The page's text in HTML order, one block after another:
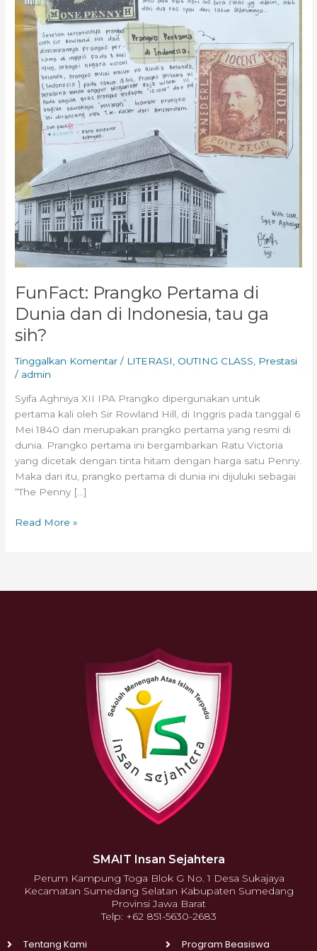
FunFact: Prangko Pertama di
Dunia dan di Indonesia, tau ga
sih?
Tinggalkan Komentar / LITERASI OUTING CLASS
Prestasi
/ admin
Syifa Aghniya XII IPA Prangko dipergunakan untuk
pertama kali oleh Sir Rowland Hill, di Inggris pada tanggal 6
Mei 1840 dan merupakan prangko pertama yang resmi di
dunia. Prangko pertama ini bergambarkan Ratu Victoria
yang dicetak dengan tinta hitam dengan harga satu Penny.
Maka dari itu, prangko pertama di dunia ini dijuluki sebagai
“The Penny […]
ga
sih?
Read More »
SMAIT Insan Sejahtera
Perum Kampung Toga Blok G No. 1 Desa Sukajaya
Kecamatan Sumedang Selatan Kabupaten Sumedang
Provinsi Jawa Barat
Telp: +62 851-5630-2683
Tentang Kami Program Beasiswa